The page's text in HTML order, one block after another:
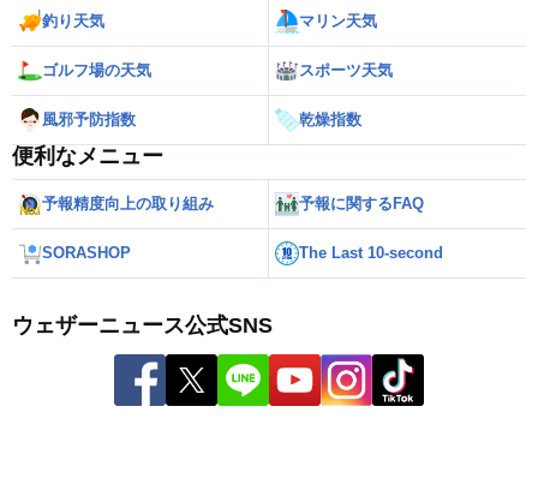
釣り天気 マリン天気
ゴルフ場の天気 スポーツ天気
風邪予防指数 乾燥指数
便利なメニュー
予報精度向上の取り組み 予報に関するFAQ
SORASHOP The Last 10-second
ウェザーニュース公式SNS